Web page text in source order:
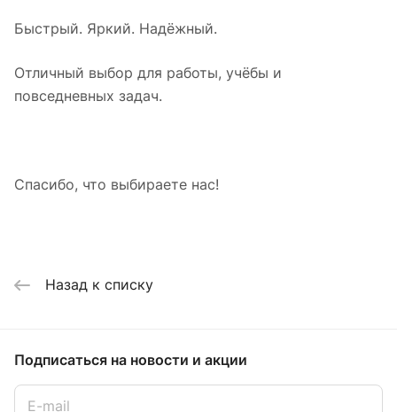
Быстрый. Яркий. Надёжный.
Отличный выбор для работы, учёбы и
повседневных задач.
Спасибо, что выбираете нас!
Назад к списку
Подписаться на новости и акции